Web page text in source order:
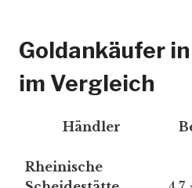
Goldankäufer
im Vergleich
Händler
Rheinische